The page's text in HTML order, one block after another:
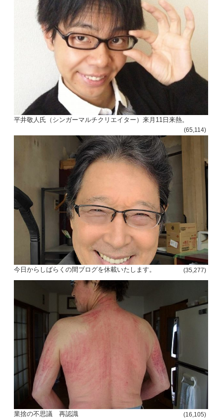
平井敬人氏（シンガーマルチクリエイター）来月11日来熱。
(65,114)
今日からしばらくの間ブログを休載いたします。 (35,277)
業捨の不思議 再認識 (16,105)